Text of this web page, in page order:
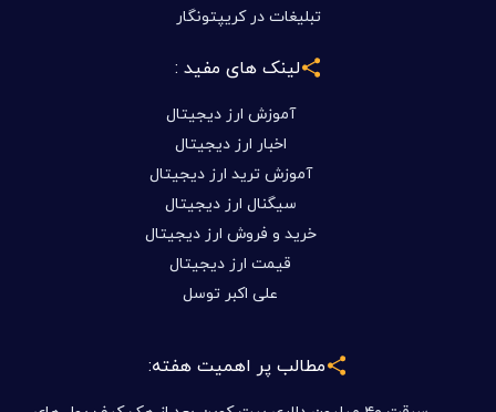
تبلیغات در کریپتونگار
لینک های مفید :
آموزش ارز دیجیتال
اخبار ارز دیجیتال
آموزش ترید ارز دیجیتال
سیگنال ارز دیجیتال
خرید و فروش ارز دیجیتال
قیمت ارز دیجیتال
علی اکبر توسل
مطالب پر اهمیت هفته: